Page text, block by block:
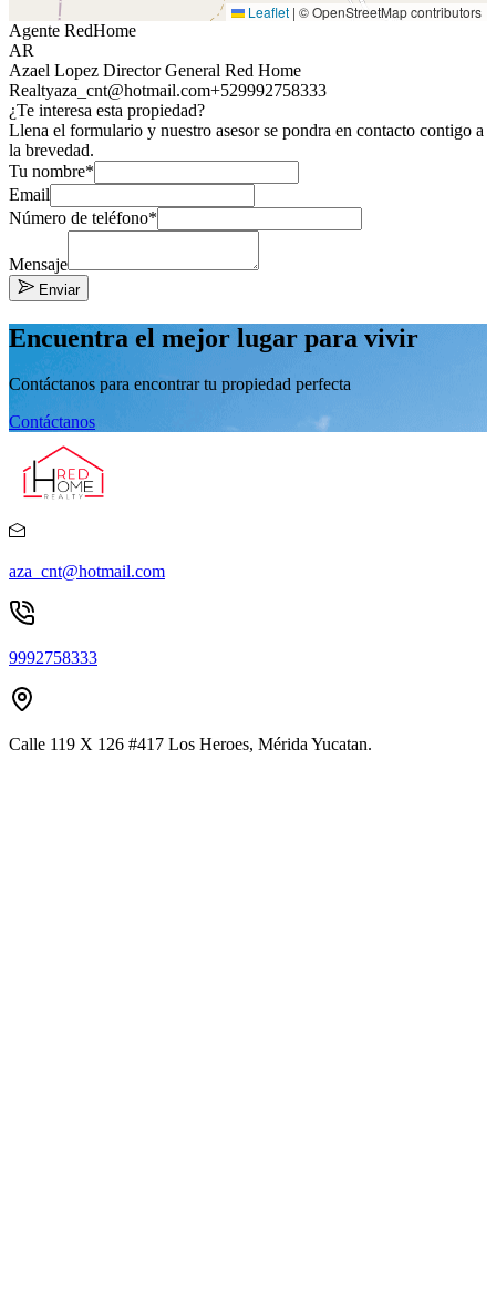
Leaflet | © OpenStreetMap contributors
Agente RedHome
AR
Azael Lopez Director General Red Home
Realtyaza_cnt@hotmail.com+529992758333
¿Te interesa esta propiedad?
Llena el formulario y nuestro asesor se pondra en contacto contigo a
la brevedad.
Tu nombre*
Email
Número de teléfono*
Mensaje
Enviar
Encuentra el mejor lugar para vivir
Contáctanos para encontrar tu propiedad perfecta
Contáctanos
aza_cnt@hotmail.com
9992758333
Calle 119 X 126 #417 Los Heroes, Mérida Yucatan.